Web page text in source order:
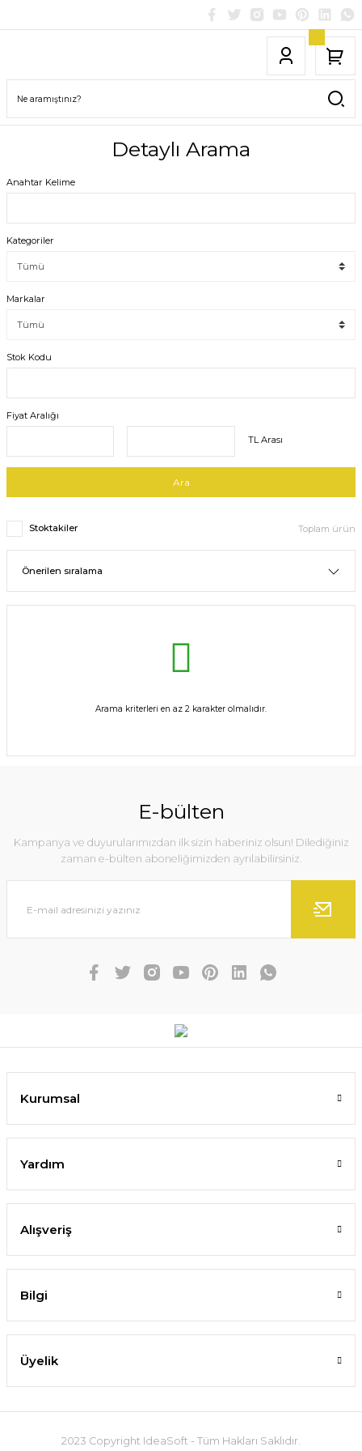
Detaylı Arama
Anahtar Kelime
Kategoriler
Markalar
Stok Kodu
Fiyat Aralığı
TL Arası
Ara
Stoktakiler Toplam ürün
Arama kriterleri en az 2 karakter olmalıdır.
E-bülten
Kampanya ve duyurularımızdan ilk sizin haberiniz olsun! Dilediğiniz
zaman e-bülten aboneliğimizden ayrılabilirsiniz.
Kurumsal
Yardım
Alışveriş
Bilgi
Üyelik
2023 Copyright IdeaSoft - Tüm Hakları Saklıdır.